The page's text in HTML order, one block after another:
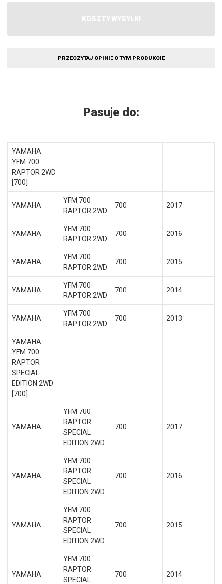
KOSZTY WYSYŁKI
PRZECZYTAJ OPINIE O TYM PRODUKCIE
Pasuje do:
YAMAHA
YFM 700
RAPTOR 2WD
[700]
YAMAHA
YFM 700
RAPTOR 2WD
700 2017
YAMAHA
YFM 700
RAPTOR 2WD
700 2016
YAMAHA
YFM 700
RAPTOR 2WD
700 2015
YAMAHA
YFM 700
RAPTOR 2WD
700 2014
YAMAHA
YFM 700
RAPTOR 2WD
700 2013
YAMAHA
YFM 700
RAPTOR
SPECIAL
EDITION 2WD
[700]
YAMAHA
YFM 700
RAPTOR
SPECIAL
EDITION 2WD
700 2017
YAMAHA
YFM 700
RAPTOR
SPECIAL
EDITION 2WD
700 2016
YAMAHA
YFM 700
RAPTOR
SPECIAL
EDITION 2WD
700 2015
YAMAHA
YFM 700
RAPTOR
SPECIAL
700 2014